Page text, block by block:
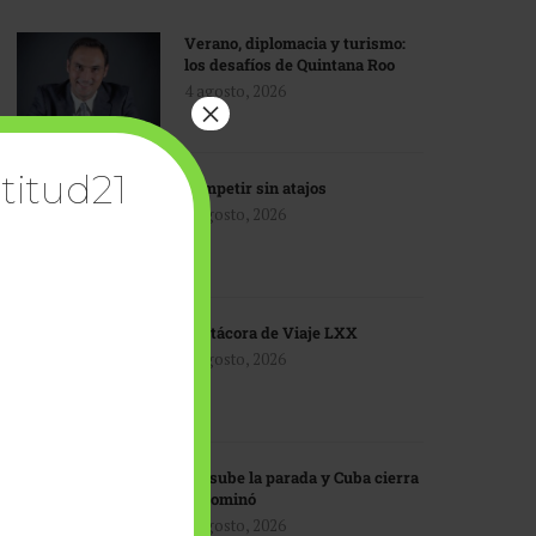
Verano, diplomacia y turismo:
los desafíos de Quintana Roo
4 agosto, 2026
Competir sin atajos
4 agosto, 2026
Bitácora de Viaje LXX
3 agosto, 2026
EU sube la parada y Cuba cierra
el dominó
3 agosto, 2026
×